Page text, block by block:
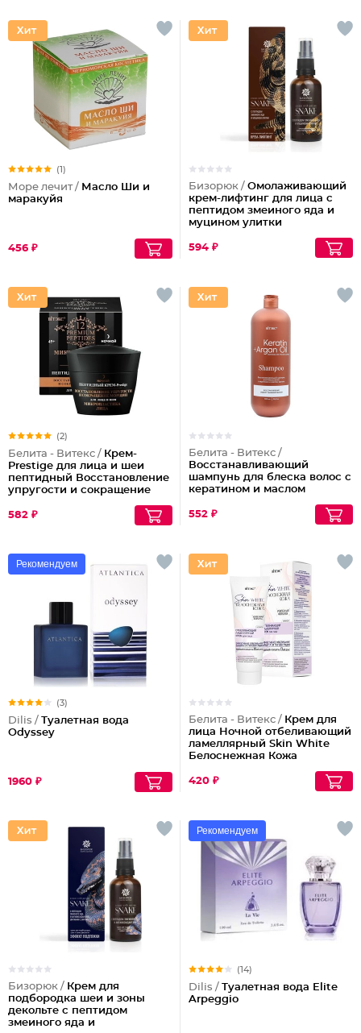
(1)
Море лечит / Масло Ши и
маракуйя
456 ₽
Бизорюк / Омолаживающий
крем-лифтинг для лица с
пептидом змеиного яда и
муцином улитки
594 ₽
(2)
Белита - Витекс / Крем-
Prestige для лица и шеи
пептидный Восстановление
упругости и сокращение
582 ₽
Белита - Витекс /
Восстанавливающий
шампунь для блеска волос с
кератином и маслом
552 ₽
Рекомендуем
(3)
Dilis / Туалетная вода
Odyssey
1960 ₽
Белита - Витекс / Крем для
лица Ночной отбеливающий
ламеллярный Skin White
Белоснежная Кожа
420 ₽
Бизорюк / Крем для
подбородка шеи и зоны
декольте с пептидом
змеиного яда и
Рекомендуем
(14)
Dilis / Туалетная вода Elite
Arpeggio